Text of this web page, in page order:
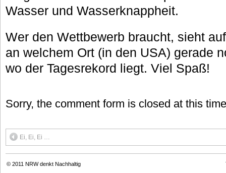
Wasser und Wasserknappheit.
Wer den Wettbewerb braucht, sieht
an welchem Ort (in den USA) gerade
wo der Tagesrekord liegt. Viel Spaß!
Sorry, the comment form is closed at this
Ei, Ei, Ei …
© 2011 NRW denkt Nachhaltig